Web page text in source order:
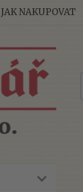
JAK NAKUPOVAT